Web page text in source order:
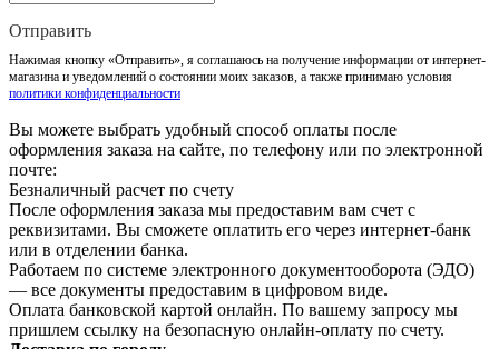
Отправить
Нажимая кнопку «Отправить», я соглашаюсь на получение информации от интернет-
магазина и уведомлений о состоянии моих заказов, а также принимаю условия
политики конфиденциальности
Вы можете выбрать удобный способ оплаты после
оформления заказа на сайте, по телефону или по электронной
почте:
Безналичный расчет по счету
После оформления заказа мы предоставим вам счет с
реквизитами. Вы сможете оплатить его через интернет-банк
или в отделении банка.
Работаем по системе электронного документооборота (ЭДО)
— все документы предоставим в цифровом виде.
Оплата банковской картой онлайн. По вашему запросу мы
пришлем ссылку на безопасную онлайн-оплату по счету.